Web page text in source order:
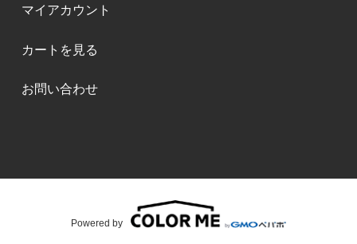
マイアカウント
カートを見る
お問い合わせ
Powered by